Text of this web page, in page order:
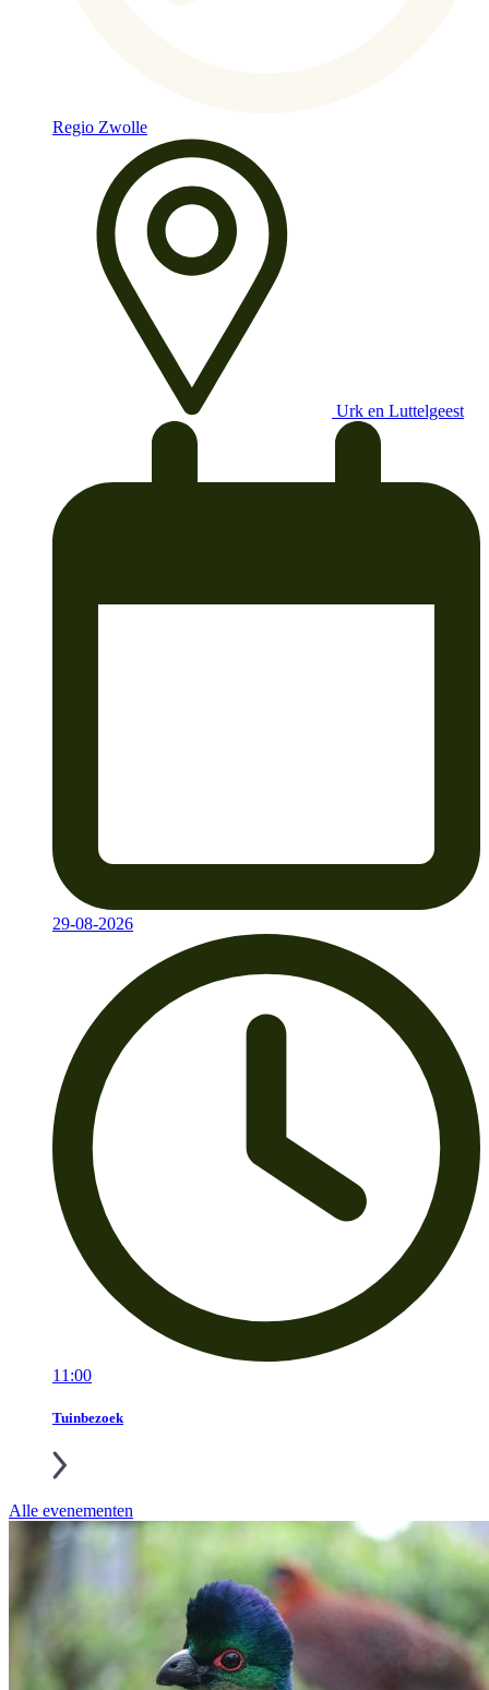
Regio Zwolle
Urk en Luttelgeest
29-08-2026
11:00
Tuinbezoek
Alle evenementen